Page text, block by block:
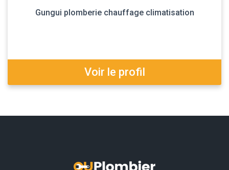
Gungui plomberie chauffage climatisation
Voir le profil